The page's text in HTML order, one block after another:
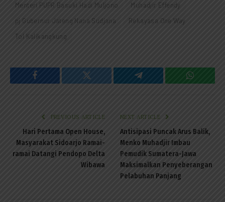
Menteri PUPR Basuki Hadi Muljono
Muhadjir Effendy
pj Gubernur Jateng Nana Sudjana
Rekayasa One Way
Tol Kalikangkung
Facebook Twitter Telegram
PREVIOUS ARTICLE
Hari Pertama Open House,
Masyarakat Sidoarjo Ramai-
ramai Datangi Pendopo Delta
Wibawa
NEXT ARTICLE
Antisipasi Puncak Arus Balik,
Menko Muhadjir Imbau
Pemudik Sumatera-Jawa
Maksimalkan Penyeberangan
Pelabuhan Panjang